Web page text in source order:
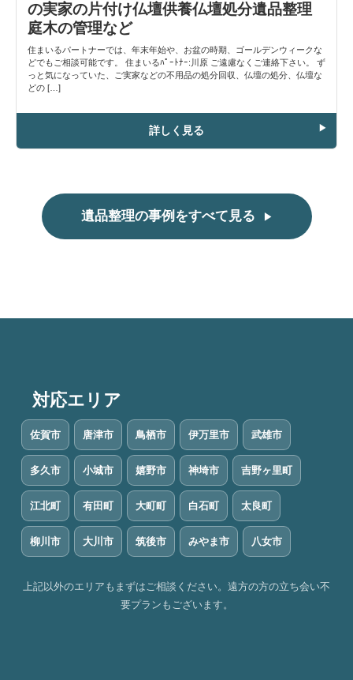
の実家の片付け仏壇供養仏壇処分遺品整理
庭木の管理など
住まいるパートナーでは、年末年始や、お盆の時期、ゴールデンウィークな
どでもご相談可能です。 住まいるﾊﾟｰﾄﾅｰ:川原 ご遠慮なくご連絡下さい。 ず
っと気になっていた、ご実家などの不用品の処分回収、仏壇の処分、仏壇な
どの […]
詳しく見る
遺品整理の事例をすべて見る
対応エリア
佐賀市 唐津市 鳥栖市 伊万里市 武雄市
多久市 小城市 嬉野市 神埼市 吉野ヶ里町
江北町 有田町 大町町 白石町 太良町
柳川市 大川市 筑後市 みやま市 八女市
上記以外のエリアもまずはご相談ください。遠方の方の立ち会い不
要プランもございます。